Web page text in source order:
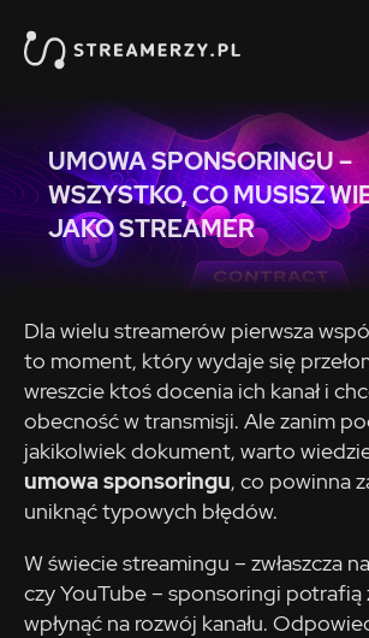
UMOWA SPONSORINGU –
WSZYSTKO, CO MUSISZ
JAKO STREAMER
Dla wielu streamerów pierwsza
to moment, który wydaje się
wreszcie ktoś docenia ich kanał i
obecność w transmisji. Ale zanim
jakikolwiek dokument, warto
umowa sponsoringu, co powinna
uniknąć typowych błędów.
W świecie streamingu – zwłaszcza
czy YouTube – sponsoringi potrafią
wpłynąć na rozwój kanału.